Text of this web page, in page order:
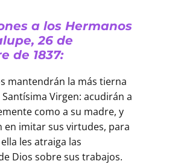
a los Hermanos
26 de
de 1837:
mantendrán la más tierna
Virgen: acudirán a
como a su madre, y
en imitar sus virtudes, para
les atraiga las
Dios sobre sus trabajos.